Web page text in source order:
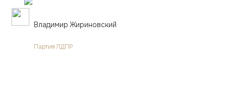
Владимир Жириновский
Партия ЛДПР